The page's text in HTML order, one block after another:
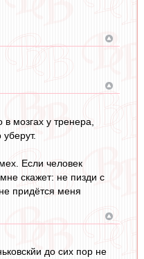
мозгах у тренера,
Если человек
скажет: не пизди с
придётся меня
до сих пор не